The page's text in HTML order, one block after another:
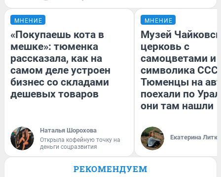
МНЕНИЕ
«Покупаешь кота в
мешке»: тюменка
рассказала, как на
самом деле устроен
бизнес со складами
дешевых товаров
Наталья Шорохова
Открыла кофейную точку на
деньги соцразвития
МНЕНИЕ
Музей
церковь с
самоцветами и
символика
Тюменцы на
поехали по
они там нашли
Екатерина
РЕКОМЕНДУЕМ